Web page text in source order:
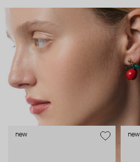
new new